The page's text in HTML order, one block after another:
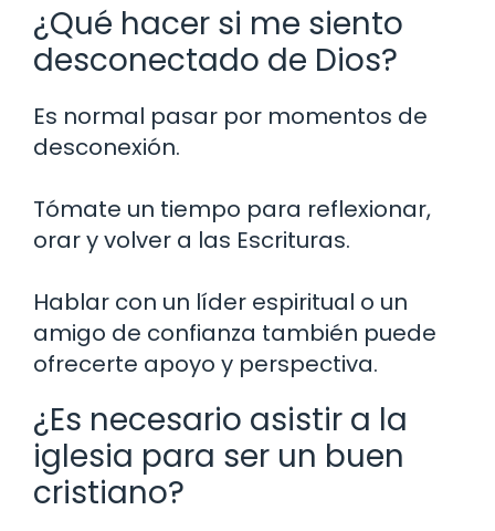
¿Qué hacer si me siento
desconectado de Dios?
Es normal pasar por momentos de
desconexión.
Tómate un tiempo para reflexionar,
orar y volver a las Escrituras.
Hablar con un líder espiritual o un
amigo de confianza también puede
ofrecerte apoyo y perspectiva.
¿Es necesario asistir a la
iglesia para ser un buen
cristiano?